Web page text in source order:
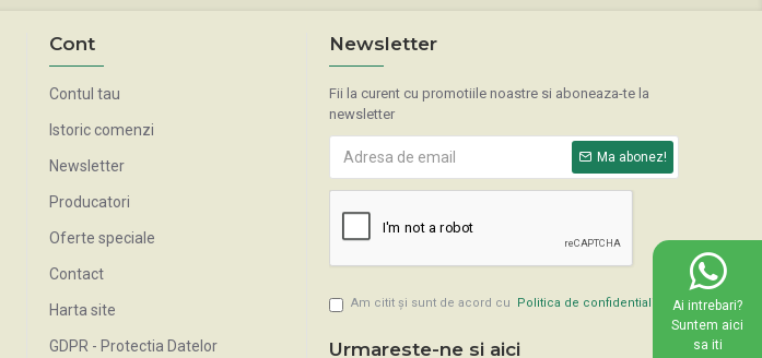
Cont
Contul tau
Istoric comenzi
Newsletter
Producatori
Oferte speciale
Contact
Harta site
GDPR - Protectia Datelor
Newsletter
Fii la curent cu promotiile noastre si aboneaza-te la
newsletter
Ma abonez!
Am citit şi sunt de acord cu Politica de confidentialitate
Urmareste-ne si aici
Ai intrebari?
Suntem aici
sa iti